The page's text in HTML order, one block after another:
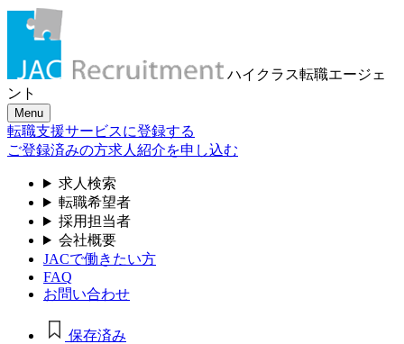
ハイクラス転職エージェ
ント
Menu
転職支援サービスに登録する
ご登録済みの方求人紹介を申し込む
求人検索
転職希望者
採用担当者
会社概要
JACで働きたい方
FAQ
お問い合わせ
保存済み